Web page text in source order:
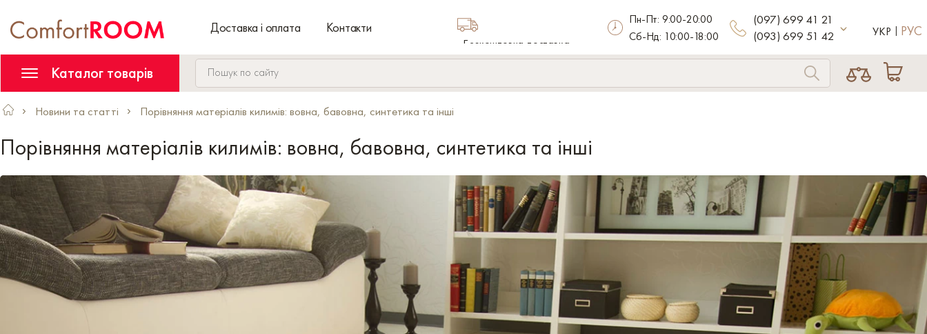
Доставка і оплата Контакти
Безкоштовна доставка
по Україні
Пн-Пт: 9:00-20:00
Сб-Нд: 10:00-18:00
(097) 699 41 21
(093) 699 51 42
УКР РУС
Каталог товарів
Новини та статті Порівняння матеріалів килимів: вовна, бавовна, синтетика та інші
Порівняння матеріалів килимів: вовна, бавовна, синтетика та інші